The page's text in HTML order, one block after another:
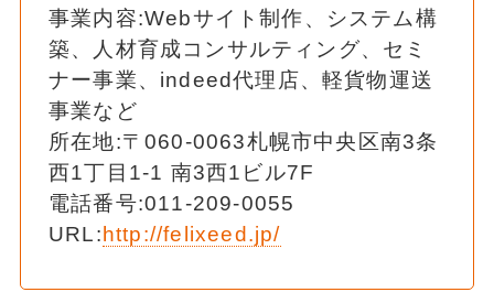
事業内容:Webサイト制作、システム構
築、人材育成コンサルティング、セミ
ナー事業、indeed代理店、軽貨物運送
事業など
所在地:〒060-0063札幌市中央区南3条
西1丁目1-1 南3西1ビル7F
電話番号:011-209-0055
URL:http://felixeed.jp/